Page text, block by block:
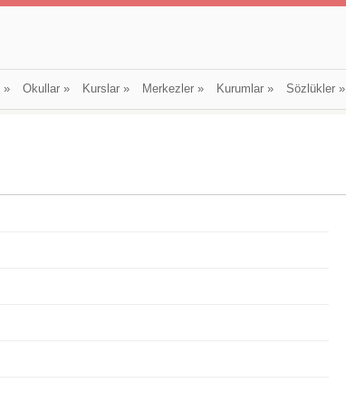
» Okullar» Kurslar» Merkezler» Kurumlar» Sözlükler»